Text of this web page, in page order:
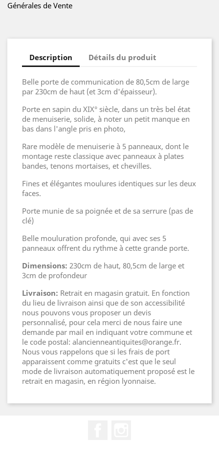
Générales de Vente
Description Détails du produit
Belle porte de communication de 80,5cm de large
par 230cm de haut (et 3cm d'épaisseur).
Porte en sapin du XIX° siècle, dans un très bel état
de menuiserie, solide, à noter un petit manque en
bas dans l'angle pris en photo,
Rare modèle de menuiserie à 5 panneaux, dont le
montage reste classique avec panneaux à plates
bandes, tenons mortaises, et chevilles.
Fines et élégantes moulures identiques sur les deux
faces.
Porte munie de sa poignée et de sa serrure (pas de
clé)
Belle mouluration profonde, qui avec ses 5
panneaux offrent du rythme à cette grande porte.
Dimensions: 230cm de haut, 80,5cm de large et
3cm de profondeur
Livraison: Retrait en magasin gratuit. En fonction
du lieu de livraison ainsi que de son accessibilité
nous pouvons vous proposer un devis
personnalisé, pour cela merci de nous faire une
demande par mail en indiquant votre commune et
le code postal: alancienneantiquites@orange.fr.
Nous vous rappelons que si les frais de port
apparaissent comme gratuits c'est que le seul
mode de livraison automatiquement proposé est le
retrait en magasin, en région lyonnaise.